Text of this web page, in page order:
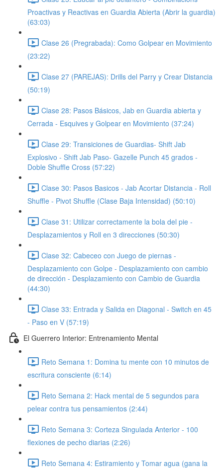
Proactivas y Reactivas en Guardia Abierta (Abrir la guardia)
(63:03)
Clase 26 (Pregrabada): Como Golpear en Movimiento
(23:22)
Clase 27 (PAREJAS): Drills del Parry y Crear Distancia
(50:19)
Clase 28: Pasos Básicos, Jab en Guardia abierta y
Cerrada - Esquives y Golpear en Movimiento (37:24)
Clase 29: Transiciones de Guardias- Shift Jab
Explosivo - Shift Jab Paso- Gazelle Punch 45 grados -
Doble Shuffle Cross (57:22)
Clase 30: Pasos Basicos - Jab Acortar Distancia - Roll
Shuffle - Pivot Shuffle (Clase Baja Intensidad) (50:10)
Clase 31: Utilizar correctamente la bola del pie -
Desplazamientos y Roll en 3 direcciones (50:30)
Clase 32: Cabeceo con Juego de piernas -
Desplazamiento con Golpe - Desplazamiento con cambio
de dirección - Desplazamiento con Cambio de Guardia
(44:30)
Clase 33: Entrada y Salida en Diagonal - Switch en 45
- Paso en V (57:19)
El Guerrero Interior: Entrenamiento Mental
Reto Semana 1: Domina tu mente con 10 minutos de
escritura consciente (6:14)
Reto Semana 2: Hack mental de 5 segundos para
pelear contra tus pensamientos (2:44)
Reto Semana 3: Corteza Singulada Anterior - 100
flexiones de pecho diarias (2:26)
Reto Semana 4: Estiramiento y Tomar agua (gana la